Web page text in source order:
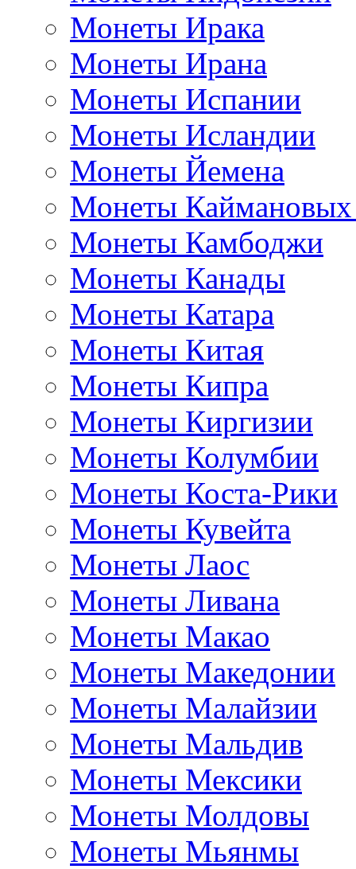
Монеты Ирака
Монеты Ирана
Монеты Испании
Монеты Исландии
Монеты Йемена
Монеты Каймановых
Монеты Камбоджи
Монеты Канады
Монеты Катара
Монеты Китая
Монеты Кипра
Монеты Киргизии
Монеты Колумбии
Монеты Коста-Рики
Монеты Кувейта
Монеты Лаос
Монеты Ливана
Монеты Макао
Монеты Македонии
Монеты Малайзии
Монеты Мальдив
Монеты Мексики
Монеты Молдовы
Монеты Мьянмы